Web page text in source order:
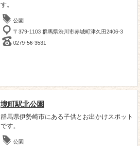
す。
公園
〒379-1103 群馬県渋川市赤城町津久田2406-3
0279-56-3531
境町駅北公園
群馬県伊勢崎市にある子供とお出かけスポット
です。
公園